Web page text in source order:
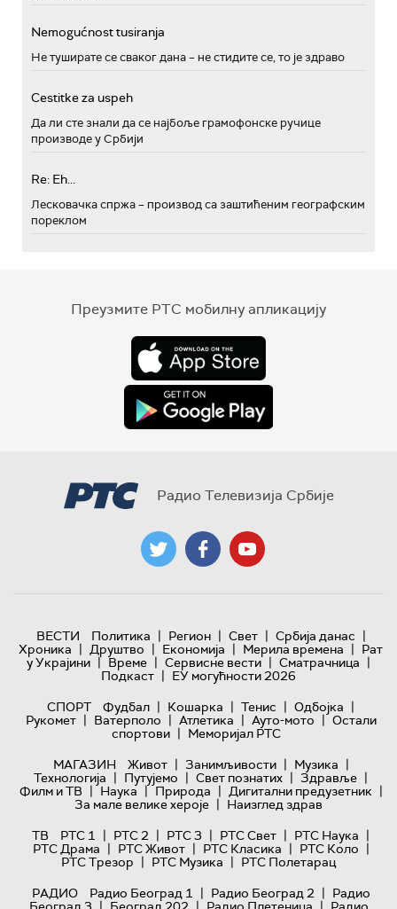
Nemogućnost tusiranja
Не туширате се сваког дана – не стидите се, то је здраво
Cestitke za uspeh
Да ли сте знали да се најбоље грамофонске ручице
производе у Србији
Re: Eh...
Лесковачка спржа – производ са заштићеним географским
пореклом
Преузмите РТС мобилну апликацију
Радио Телевизија Србије
ВЕСТИ Политика | Регион | Свет | Србија данас |
Хроника | Друштво | Економија | Мерила времена | Рат
у Украјини | Време | Сервисне вести | Сматрачница |
Подкаст | ЕУ могућности 2026
СПОРТ
Фудбал | Кошарка | Тенис | Одбојка |
Рукомет | Ватерполо | Атлетика | Ауто-мото | Остали
спортови | Меморијал РТС
МАГАЗИН
Живот | Занимљивости | Музика |
Технологијa | Путујемо | Свет познатих | Здравље |
Филм и ТВ | Наука | Природа | Дигитални предузетник |
За мале велике хероје | Наизглед здрав
ТВ
РТС 1 | РТС 2 | РТС 3 | РТС Свет | РТС Наука |
РТС Драма | РТС Живот | РТС Класика | РТС Коло |
РТС Трезор | РТС Музика | РТС Полетарац
РАДИО
Радио Београд 1 | Радио Београд 2 | Радио